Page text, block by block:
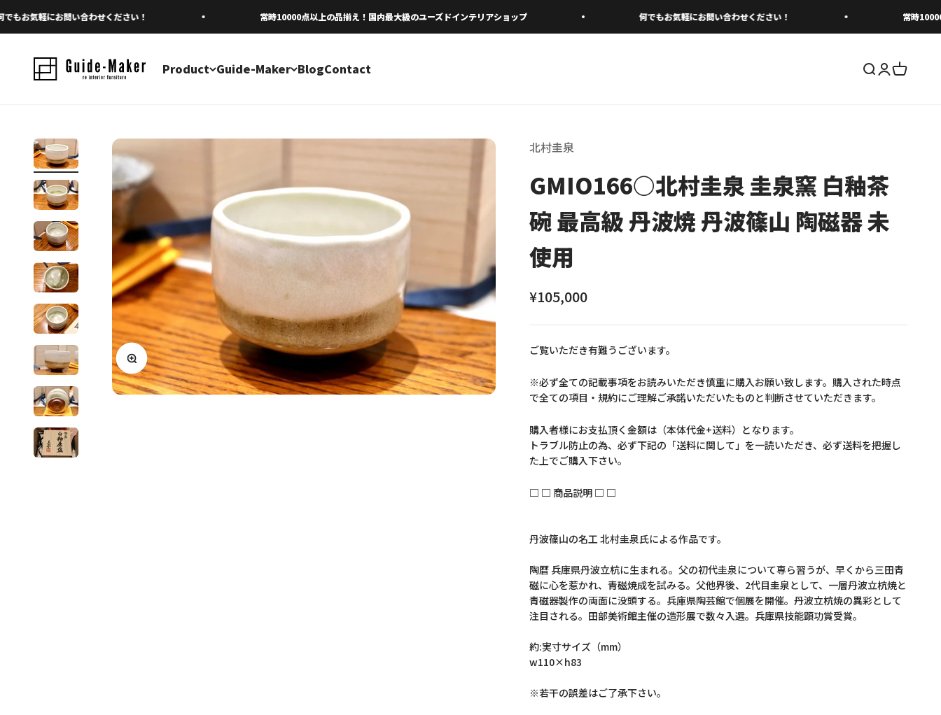
気軽にお問い合わせください！ 常時10000点以上の品揃え！国内最大級のユーズドインテリアショップ 何でもお気軽にお問い合わせください！ 常時10000点
Product Guide-Maker BlogContact 検索を開く
アカウント
カートを
ズームイン
北村圭泉
GMIO166○北村圭泉 圭泉窯 白釉茶
碗 最高級 丹波焼 丹波篠山 陶磁器 未
使用
セール価格
¥105,000
ご覧いただき有難うございます。
※必ず全ての記載事項をお読みいただき慎重に購入お願い致します。購入された時点
で全ての項目・規約にご理解ご承諾いただいたものと判断させていただきます。
購入者様にお支払頂く金額は（本体代金+送料）となります。
トラブル防止の為、必ず下記の「送料に関して」を一読いただき、必ず送料を把握し
た上でご購入下さい。
□ □ 商品説明 □ □
丹波篠山の名工 北村圭泉氏による作品です。
陶暦 兵庫県丹波立杭に生まれる。父の初代圭泉について専ら習うが、早くから三田青
磁に心を惹かれ、青磁焼成を試みる。父他界後、2代目圭泉として、一層丹波立杭焼と
青磁器製作の両面に没頭する。兵庫県陶芸館で個展を開催。丹波立杭焼の異彩として
注目される。田部美術館主催の造形展で数々入選。兵庫県技能顕功賞受賞。
約:実寸サイズ（mm）
w110×h83
※若干の誤差はご了承下さい。